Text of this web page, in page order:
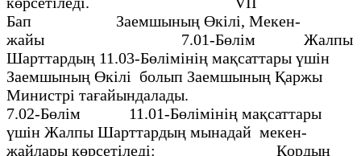
Бап Заемшының Өкілі, Мекен-
жайы 7.01-Бөлім Жалпы
Шарттардың 11.03-Бөлімінің мақсаттары үшін
Заемшының Өкілі болып Заемшының Қаржы
Министрі тағайындалады.
7.02-Бөлім 11.01-Бөлімінің мақсаттары
үшін Жалпы Шарттардың мынадай мекен-
жайлары көрсетіледі: Қордың